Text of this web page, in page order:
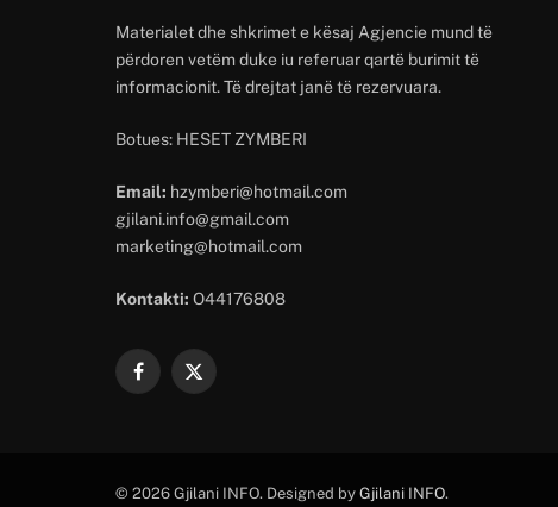
Materialet dhe shkrimet e kësaj Agjencie mund të
përdoren vetëm duke iu referuar qartë burimit të
informacionit. Të drejtat janë të rezervuara.
Botues: HESET ZYMBERI
Email: hzymberi@hotmail.com
gjilani.info@gmail.com
marketing@hotmail.com
Kontakti: O44176808
Facebook
X
© 2026 Gjilani INFO. Designed by Gjilani INFO.